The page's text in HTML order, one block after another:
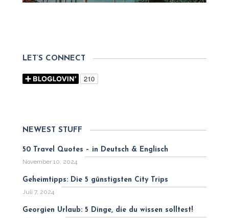
LET’S CONNECT
NEWEST STUFF
50 Travel Quotes – in Deutsch & Englisch
November 10, 2024
Geheimtipps: Die 5 günstigsten City Trips
Juli 7, 2024
Georgien Urlaub: 5 Dinge, die du wissen solltest!